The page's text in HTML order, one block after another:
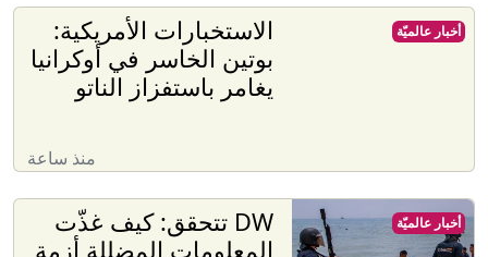
الاستخبارات الأمريكية:
بوتين الخاسر في أوكرانيا
يغامر باستفزاز الناتو
منذ ساعة
أخبار عالميّة
DW تتحقق: كيف غذّت
المعلومات المضللة أزمة
أخبار عالميّة